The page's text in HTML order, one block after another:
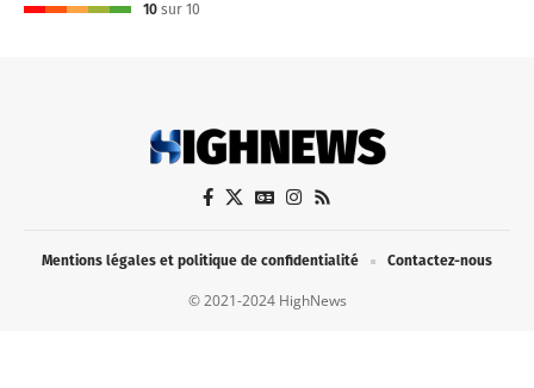
10 sur 10
© 2021-2024 HighNews
Mentions légales et politique de confidentialité Contactez-nous